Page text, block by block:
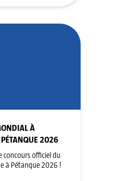
À
2026
concours officiel du
à Pétanque 2026 !